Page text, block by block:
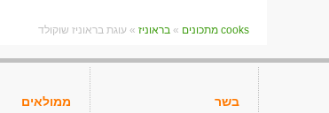
cooks מתכונים » בראוניז » עוגת בראוניז שוקולד
בשר
ממולאים